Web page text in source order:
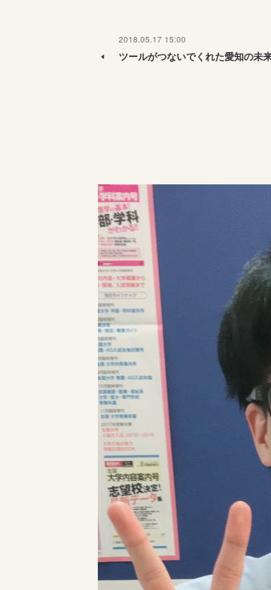
2018.05.17 15:00
ツールがつないでくれた愛知の未